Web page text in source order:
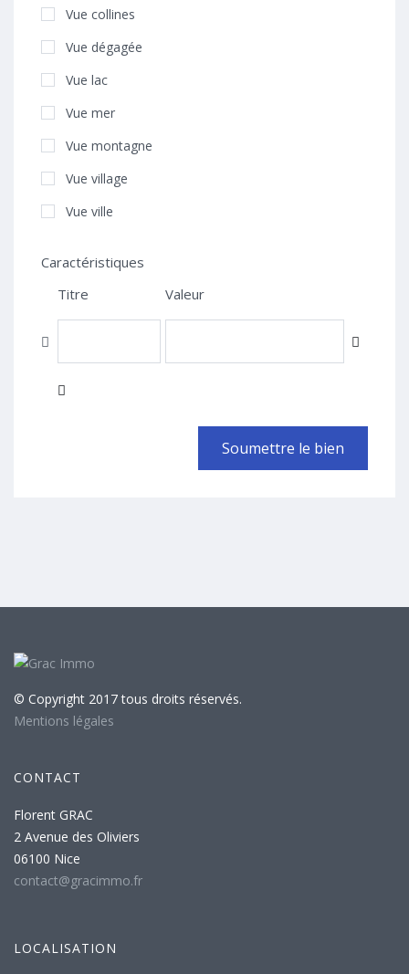
Vue collines
Vue dégagée
Vue lac
Vue mer
Vue montagne
Vue village
Vue ville
Caractéristiques
Titre
Valeur
© Copyright 2017 tous droits réservés.
Mentions légales
CONTACT
Florent GRAC
2 Avenue des Oliviers
06100 Nice
contact@gracimmo.fr
LOCALISATION